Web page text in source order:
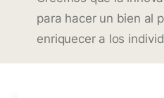
para hacer un bien al
enriquecer a los